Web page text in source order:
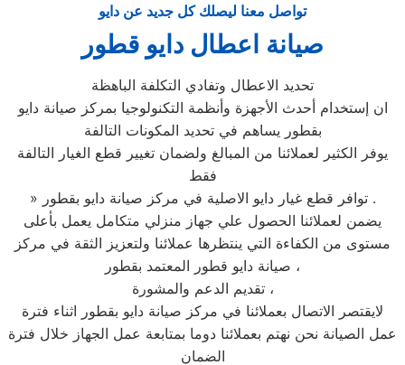
تواصل معنا ليصلك كل جديد عن دايو
صيانة اعطال دايو قطور
تحديد الاعطال وتفادي التكلفة الباهظة
ان إستخدام أحدث الأجهزة وأنظمة التكنولوجيا بمركز صيانة دايو
بقطور يساهم في تحديد المكونات التالفة
يوفر الكثير لعملائنا من المبالغ ولضمان تغيير قطع الغيار التالفة
فقط
» توافر قطع غيار دايو الاصلية في مركز صيانة دايو بقطور .
يضمن لعملائنا الحصول علي جهاز منزلي متكامل يعمل بأعلى
مستوى من الكفاءة التي ينتظرها عملائنا ولتعزيز الثقة في مركز
صيانة دايو قطور المعتمد بقطور ،
تقديم الدعم والمشورة ،
لايقتصر الاتصال بعملائنا في مركز صيانة دايو بقطور اثناء فترة
عمل الصيانة نحن نهتم بعملائنا دوما بمتابعة عمل الجهاز خلال فترة
الضمان